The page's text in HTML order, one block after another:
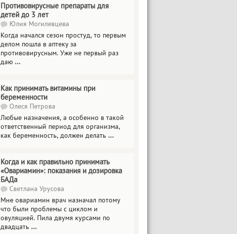
Противовирусные препараты для
детей до 3 лет
Юлия Могилевцева
Когда начался сезон простуд, то первым
делом пошла в аптеку за
противовирусным. Уже не первый раз
даю ...
Как принимать витамины при
беременности
Олеся Петрова
Любые назначения, а особенно в такой
ответственный период для организма,
как беременность, должен делать ...
Когда и как правильно принимать
«Овариамин»: показания и дозировка
БАДа
Светлана Урусова
Мне овариамин врач назначал потому
что были проблемы с циклом и
овуляцией. Пила двумя курсами по
двадцать ...